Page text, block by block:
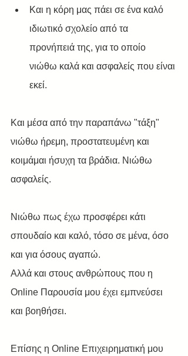
Και η κόρη μας πάει σε ένα καλό
ιδιωτικό σχολείο από τα
προνήπειά της, για το οποίο
νιώθω καλά και ασφαλείς που είναι
εκεί.
Και μέσα από την παραπάνω "τάξη"
νιώθω ήρεμη, προστατευμένη και
κοιμάμαι ήσυχη τα βράδια. Νιώθω
ασφαλείς.
Νιώθω πως έχω προσφέρει κάτι
σπουδαίο και καλό, τόσο σε μένα, όσο
και για όσους αγαπώ.
Αλλά και στους ανθρώπους που η
Online Παρουσία μου έχει εμπνεύσει
και βοηθήσει.
Επίσης η Online Επιχειρηματική μου